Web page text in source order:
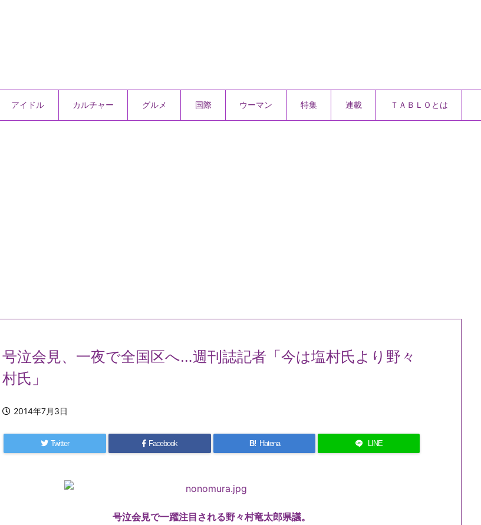
アイドル カルチャー グルメ 国際 ウーマン 特集 連載 ＴＡＢＬＯとは
号泣会見、一夜で全国区へ…週刊誌記者「今は塩村氏より野々
村氏」
2014年7月3日
Twitter Facebook B! Hatena LINE
号泣会見で一躍注目される野々村竜太郎県議。